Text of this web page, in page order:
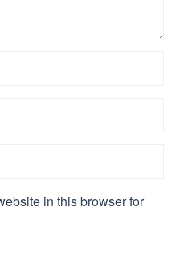
in this browser for